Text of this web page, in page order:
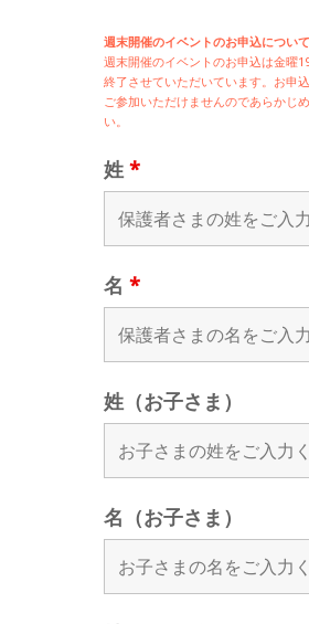
週末開催のイベントのお申込について
週末開催のイベントのお申込は金曜
終了させていただいています。お申
ご参加いただけませんのであらかじ
い。
姓 *
名 *
姓（お子さま）
名（お子さま）